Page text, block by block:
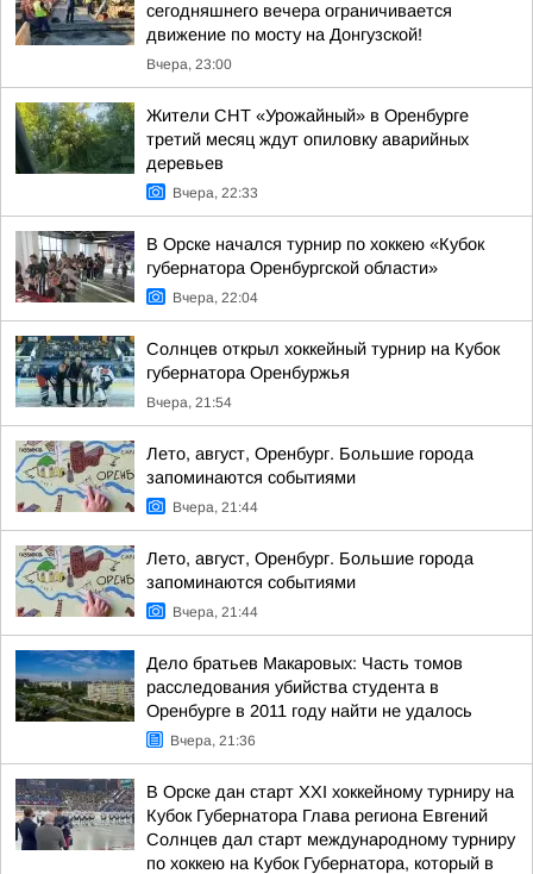
сегодняшнего вечера ограничивается
движение по мосту на Донгузской!
Вчера, 23:00
Жители СНТ «Урожайный» в Оренбурге
третий месяц ждут опиловку аварийных
деревьев
Вчера, 22:33
В Орске начался турнир по хоккею «Кубок
губернатора Оренбургской области»
Вчера, 22:04
Солнцев открыл хоккейный турнир на Кубок
губернатора Оренбуржья
Вчера, 21:54
Лето, август, Оренбург. Большие города
запоминаются событиями
Вчера, 21:44
Лето, август, Оренбург. Большие города
запоминаются событиями
Вчера, 21:44
Дело братьев Макаровых: Часть томов
расследования убийства студента в
Оренбурге в 2011 году найти не удалось
Вчера, 21:36
В Орске дан старт XXI хоккейному турниру на
Кубок Губернатора Глава региона Евгений
Солнцев дал старт международному турниру
по хоккею на Кубок Губернатора, который в